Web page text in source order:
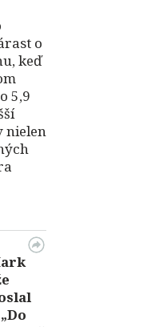
o
keď
5,9
nielen